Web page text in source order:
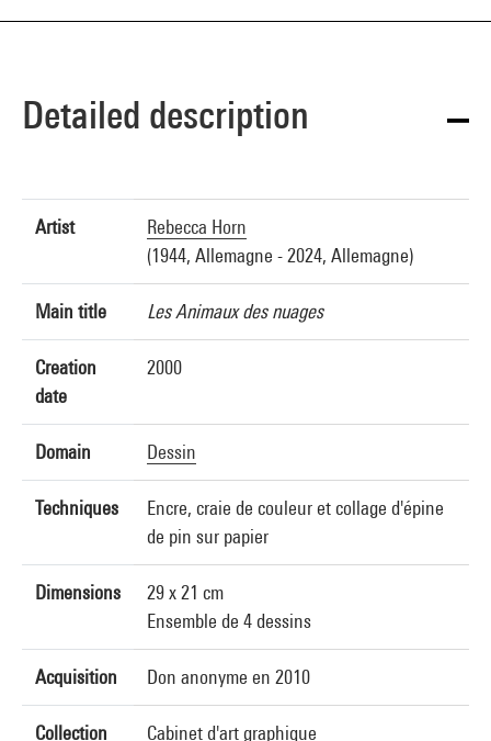
Detailed description
Artist
Rebecca Horn
(1944, Allemagne - 2024, Allemagne)
Main title Les Animaux des nuages
Creation
date
2000
Domain Dessin
Techniques
Encre, craie de couleur et collage d'épine
de pin sur papier
Dimensions
29 x 21 cm
Ensemble de 4 dessins
Acquisition Don anonyme en 2010
Collection Cabinet d'art graphique